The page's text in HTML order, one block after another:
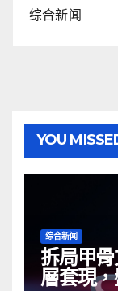
综合新闻
YOU
综合新闻
拆局甲
層套現